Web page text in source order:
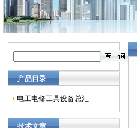
产品目录
电工电修工具设备总汇
技术文章